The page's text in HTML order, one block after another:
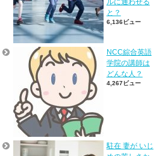
ルに通わせる
と？
6,136ビュー
NCC綜合英語
学院の講師は
どんな人？
4,267ビュー
駐在 妻が いじ